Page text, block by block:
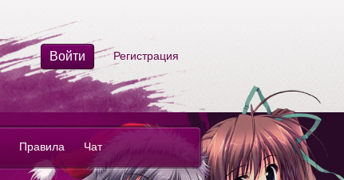
Войти Регистрация
Правила Чат